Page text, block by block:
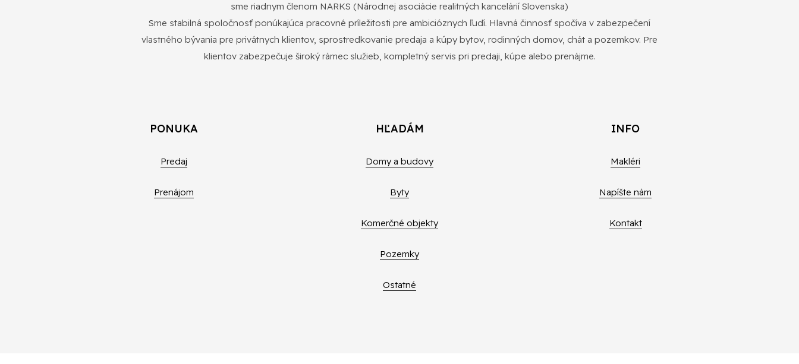
sme riadnym členom NARKS (Národnej asociácie realitných kancelárií Slovenska)
Sme stabilná spoločnosť ponúkajúca pracovné príležitosti pre ambicióznych ľudí. Hlavná činnosť spočíva v zabezpečení
vlastného bývania pre privátnych klientov, sprostredkovanie predaja a kúpy bytov, rodinných domov, chát a pozemkov. Pre
klientov zabezpečuje široký rámec služieb, kompletný servis pri predaji, kúpe alebo prenájme.
PONUKA
Predaj
Prenájom
HĽADÁM
Domy a budovy
Byty
Komerčné objekty
Pozemky
Ostatné
INFO
Makléri
Napíšte nám
Kontakt